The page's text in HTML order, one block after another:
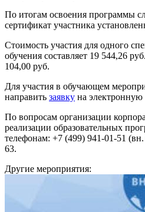
По итогам освоения программы
сертификат участника
Стоимость участия для одного
обучения составляет 19 544,26
104,00 руб.
Для участия в обучающем
направить заявку на электронную
По вопросам организации
реализации образовательных
телефонам: +7 (499) 941-01-51
63.
Другие мероприятия: